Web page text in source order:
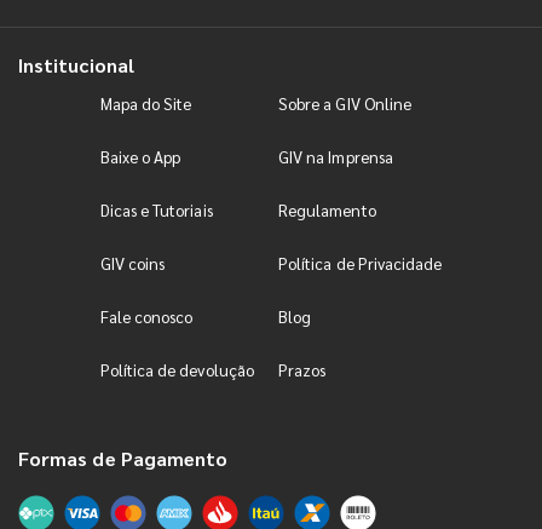
Institucional
Mapa do Site Sobre a GIV Online
Baixe o App GIV na Imprensa
Dicas e Tutoriais Regulamento
GIV coins Política de Privacidade
Fale conosco Blog
Política de devolução Prazos
Formas de Pagamento